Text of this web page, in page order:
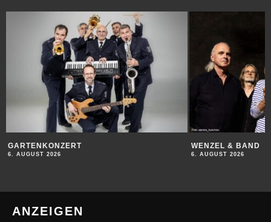
GARTENKONZERT
6. AUGUST 2026
WENZEL & BAND
6. AUGUST 2026
ANZEIGEN